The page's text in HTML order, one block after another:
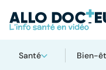
Santé Bien-